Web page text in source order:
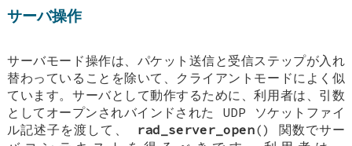
サーバ操作
サーバモード操作は、パケット送信と受信ステップが入れ
替わっていることを除いて、クライアントモードによく似
ています。サーバとして動作するために、利用者は、引数
としてオープンされバインドされた UDP ソケットファイ
ル記述子を渡して、
rad_server_open() 関数でサー